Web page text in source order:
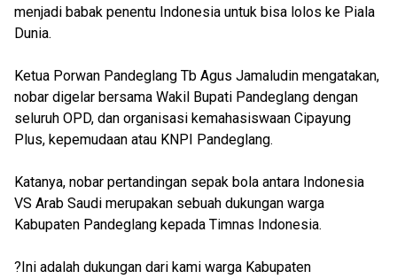
menjadi babak penentu Indonesia untuk bisa lolos ke Piala
Dunia.
Ketua Porwan Pandeglang Tb Agus Jamaludin mengatakan,
nobar digelar bersama Wakil Bupati Pandeglang dengan
seluruh OPD, dan organisasi kemahasiswaan Cipayung
Plus, kepemudaan atau KNPI Pandeglang.
Katanya, nobar pertandingan sepak bola antara Indonesia
VS Arab Saudi merupakan sebuah dukungan warga
Kabupaten Pandeglang kepada Timnas Indonesia.
?Ini adalah dukungan dari kami warga Kabupaten